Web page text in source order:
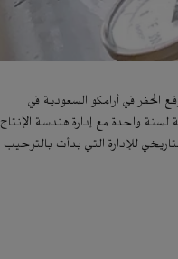
الحفر في أرامكو السعودية في
واحدة مع إدارة هندسة الإنتاج
للإدارة التي بدأت بالترحيب